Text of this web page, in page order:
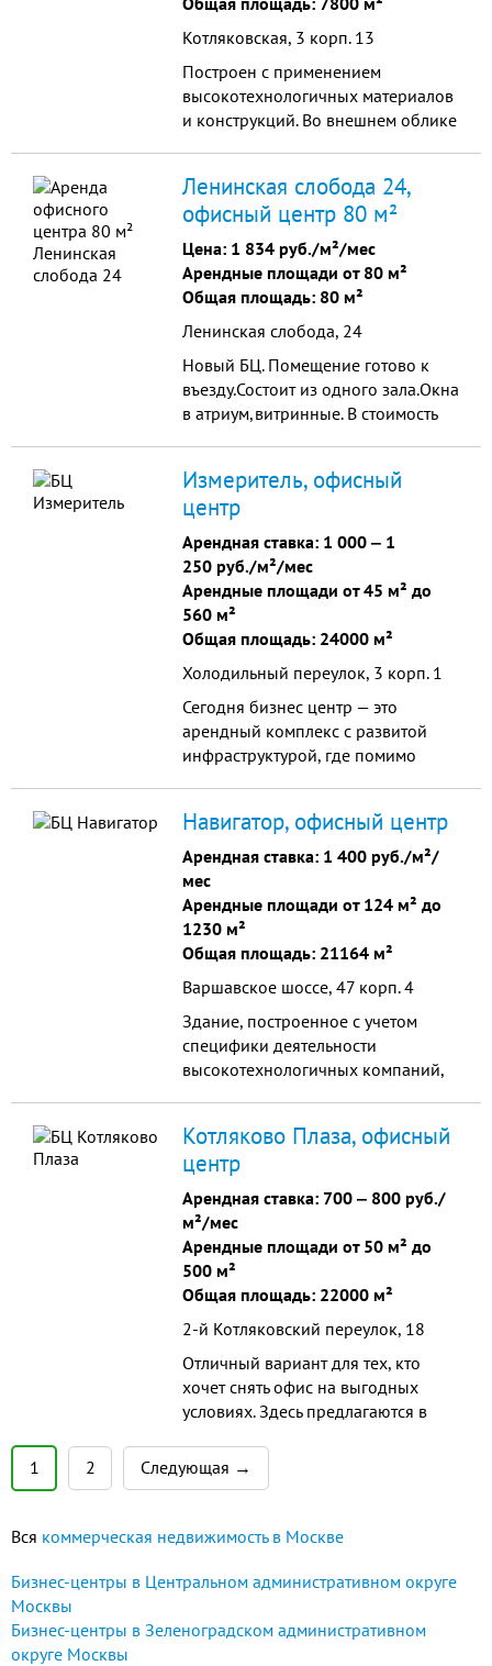
Котляковская, 3 корп. 13
Построен с применением
высокотехнологичных материалов
и конструкций. Во внешнем облике
солидное оформление в серых
тонах, строгие прямоугольные
формы указывают на деловое
назначение здания.
Ленинская слобода 24,
офисный центр 80 м²
Цена: 1 834 руб./м²/мес
Арендные площади от 80 м²
Общая площадь: 80 м²
Ленинская слобода, 24
Новый БЦ. Помещение готово к
въезду.Состоит из одного зала.Окна
в атриум,витринные. В стоимость
6000 руб/месяц.Без
комиссии.27786
Измеритель, офисный
центр
Арендная ставка: 1 000 ‒ 1
250 руб./м²/мес
Арендные площади от 45 м² до
560 м²
Общая площадь: 24000 м²
Холодильный переулок, 3 корп. 1
Сегодня бизнес центр — это
арендный комплекс с развитой
инфраструктурой, где помимо
площади.
Навигатор, офисный центр
Арендная ставка: 1 400 руб./м²/
мес
Арендные площади от 124 м² до
1230 м²
Общая площадь: 21164 м²
Варшавское шоссе, 47 корп. 4
Здание, построенное с учетом
специфики деятельности
высокотехнологичных компаний,
лабораторий.
Котляково Плаза, офисный
центр
Арендная ставка: 700 ‒ 800 руб./
м²/мес
Арендные площади от 50 м² до
500 м²
Общая площадь: 22000 м²
2-й Котляковский переулок, 18
Отличный вариант для тех, кто
хочет снять офис на выгодных
условиях. Здесь предлагаются в
ставку уже включены все
необходимые платежи, расходы и
1 2 Следующая →
Вся коммерческая недвижимость в Москве
Бизнес-центры в Центральном административном округе
Москвы
Бизнес-центры в Зеленоградском административном
округе Москвы